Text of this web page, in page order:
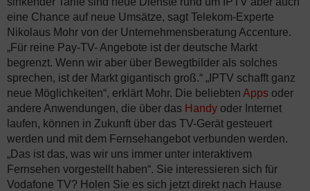
eine Chance auf neue Umsätze, sagt Telekom-Experte
Nikolaus Mohr von der Unternehmensberatung Accenture.
„Für reine Pay-TV- Angebote ist der deutsche Markt
begrenzt. Wenn wir aber über Bewegtbilder als solches
sprechen, ist der Markt gigantisch groß.“ „IPTV schafft ganz
neue Möglichkeiten“, erklärt Mohr. Die beliebten Apps oder
andere Anwendungen, die über das Handy oder Internet
laufen, können in Zukunft über das TV-Gerät gesteuert
werden und mit dem Fernsehangebot verbunden werden.
„Das ist das, was wir uns immer unter interaktivem
Fernsehen vorgestellt haben“. Sie interessieren sich für
Vodafone TV? Holen Sie es sich jetzt direkt nach Hause